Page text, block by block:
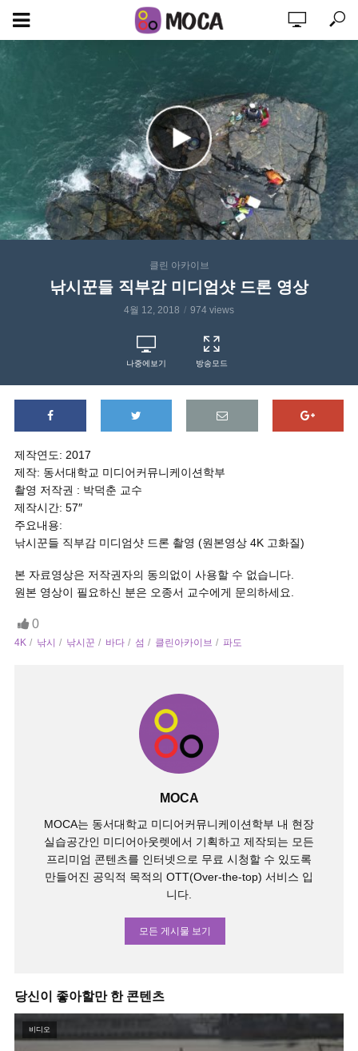
클린 아카이브
낚시꾼들 직부감 미디엄샷 드론 영상
4월 12, 2018 974 views
나중에보기 방송모드
제작연도: 2017
제작: 동서대학교 미디어커뮤니케이션학부
촬영 저작권 : 박덕춘 교수
제작시간: 57″
주요내용:
낚시꾼들 직부감 미디엄샷 드론 촬영 (원본영상 4K 고화질)
본 자료영상은 저작권자의 동의없이 사용할 수 없습니다.
원본 영상이 필요하신 분은 오종서 교수에게 문의하세요.
0
4K 낚시 낚시꾼 바다 섬 클린아카이브 파도
MOCA
MOCA는 동서대학교 미디어커뮤니케이션학부 내 현장
실습공간인 미디어아웃렛에서 기획하고 제작되는 모든
프리미엄 콘텐츠를 인터넷으로 무료 시청할 수 있도록
만들어진 공익적 목적의 OTT(Over-the-top) 서비스 입
니다.
모든 게시물 보기
당신이 좋아할만 한 콘텐츠
비디오